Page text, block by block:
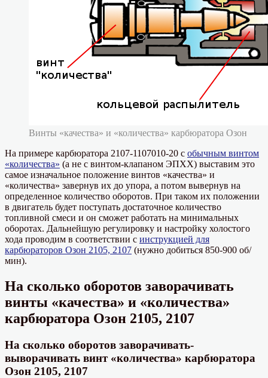
Винты «качества» и «количества» карбюратора Озон
На примере карбюратора 2107-1107010-20 с обычным винтом
«количества» (а не с винтом-клапаном ЭПХХ) выставим это
самое изначальное положение винтов «качества» и
«количества» завернув их до упора, а потом вывернув на
определенное количество оборотов. При таком их положении
в двигатель будет поступать достаточное количество
топливной смеси и он сможет работать на минимальных
оборотах. Дальнейшую регулировку и настройку холостого
хода проводим в соответствии с инструкцией для
карбюраторов Озон 2105, 2107 (нужно добиться 850-900 об/
мин).
На сколько оборотов заворачивать
винты «качества» и «количества»
карбюратора Озон 2105, 2107
На сколько оборотов заворачивать-
выворачивать винт «количества» карбюратора
Озон 2105, 2107